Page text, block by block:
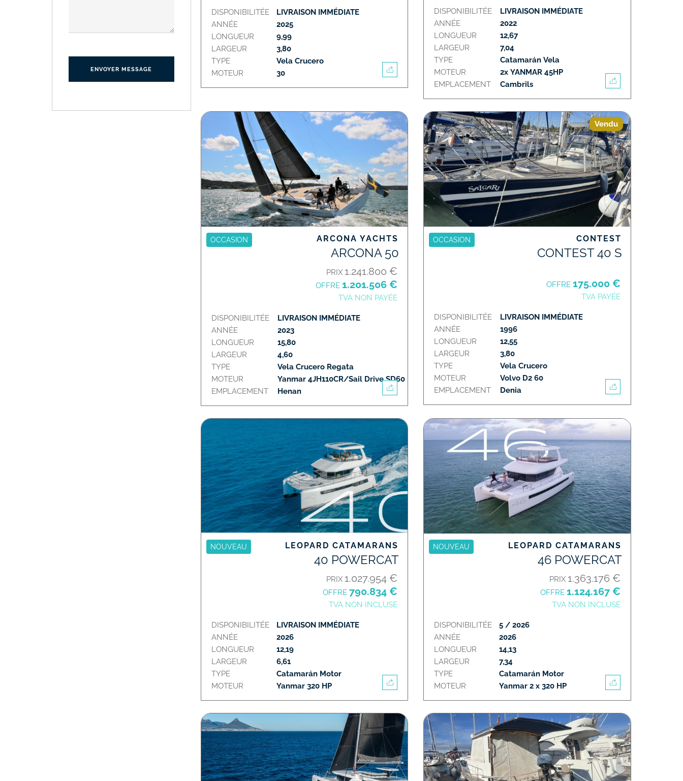
ENVOYER MESSAGE
DISPONIBILITÉE
ANNÉE
LONGUEUR
LARGEUR
TYPE
MOTEUR
LIVRAISON IMMÉDIATE
2025
9,99
3,80
Vela Crucero
30
DISPONIBILITÉE
ANNÉE
LONGUEUR
LARGEUR
TYPE
MOTEUR
EMPLACEMENT
LIVRAISON IMMÉDIATE
2022
12,67
7,04
Catamarán Vela
2x YANMAR 45HP
Cambrils
OCCASION ARCONA YACHTS
ARCONA 50
PRIX 1.241.800 €
OFFRE1.201.506 €
TVA NON PAYÉE
DISPONIBILITÉE
ANNÉE
LONGUEUR
LARGEUR
TYPE
MOTEUR
EMPLACEMENT
LIVRAISON IMMÉDIATE
2023
15,80
4,60
Vela Crucero Regata
Yanmar 4JH110CR/Sail Drive SD60
Henan
Vendu
OCCASION CONTEST
CONTEST 40 S
OFFRE 175.000 €
TVA PAYÉE
DISPONIBILITÉE
ANNÉE
LONGUEUR
LARGEUR
TYPE
MOTEUR
EMPLACEMENT
LIVRAISON IMMÉDIATE
1996
12,55
3,80
Vela Crucero
Volvo D2 60
Denia
NOUVEAU LEOPARD CATAMARANS
40 POWERCAT
PRIX 1.027.954 €
OFFRE790.834 €
TVA NON INCLUSE
DISPONIBILITÉE
ANNÉE
LONGUEUR
LARGEUR
TYPE
MOTEUR
LIVRAISON IMMÉDIATE
2026
12,19
6,61
Catamarán Motor
Yanmar 320 HP
NOUVEAU LEOPARD CATAMARANS
46 POWERCAT
PRIX 1.363.176 €
OFFRE 1.124.167 €
TVA NON INCLUSE
DISPONIBILITÉE
ANNÉE
LONGUEUR
LARGEUR
TYPE
MOTEUR
5 / 2026
2026
14,13
7,34
Catamarán Motor
Yanmar 2 x 320 HP